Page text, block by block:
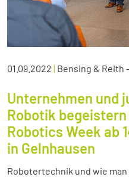
01.09.2022 | Bensing & Reith
Unternehmen und
Robotik
Robotics Week ab
in Gelnhausen
Robotertechnik und wie